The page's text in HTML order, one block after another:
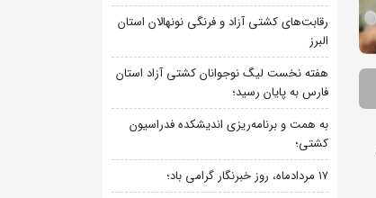
رقابت‌های کشتی آزاد و فرنگی نونهالان استان
البرز
هفته نخست لیگ نوجوانان کشتی آزاد استان
فارس به پایان رسید؛
به همت و برنامه‌ریزی اندیشکده فدراسیون
کشتی؛
۱۷ مردادماه، روز خبرنگار گرامی باد؛